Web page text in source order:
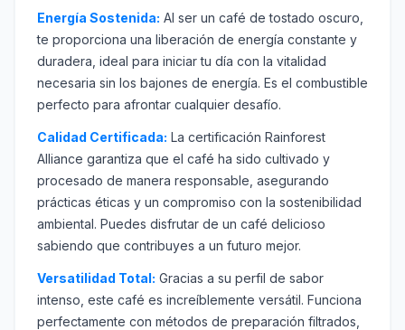
Energía Sostenida: Al ser un café de tostado oscuro,
te proporciona una liberación de energía constante y
duradera, ideal para iniciar tu día con la vitalidad
necesaria sin los bajones de energía. Es el combustible
perfecto para afrontar cualquier desafío.
Calidad Certificada: La certificación Rainforest
Alliance garantiza que el café ha sido cultivado y
procesado de manera responsable, asegurando
prácticas éticas y un compromiso con la sostenibilidad
ambiental. Puedes disfrutar de un café delicioso
sabiendo que contribuyes a un futuro mejor.
Versatilidad Total: Gracias a su perfil de sabor
intenso, este café es increíblemente versátil. Funciona
perfectamente con métodos de preparación filtrados,